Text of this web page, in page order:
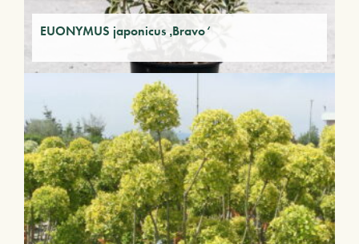
EUONYMUS japonicus ‚Bravo‘